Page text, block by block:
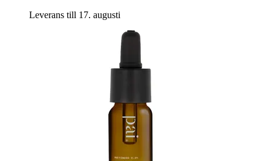
Leverans till 17. augusti